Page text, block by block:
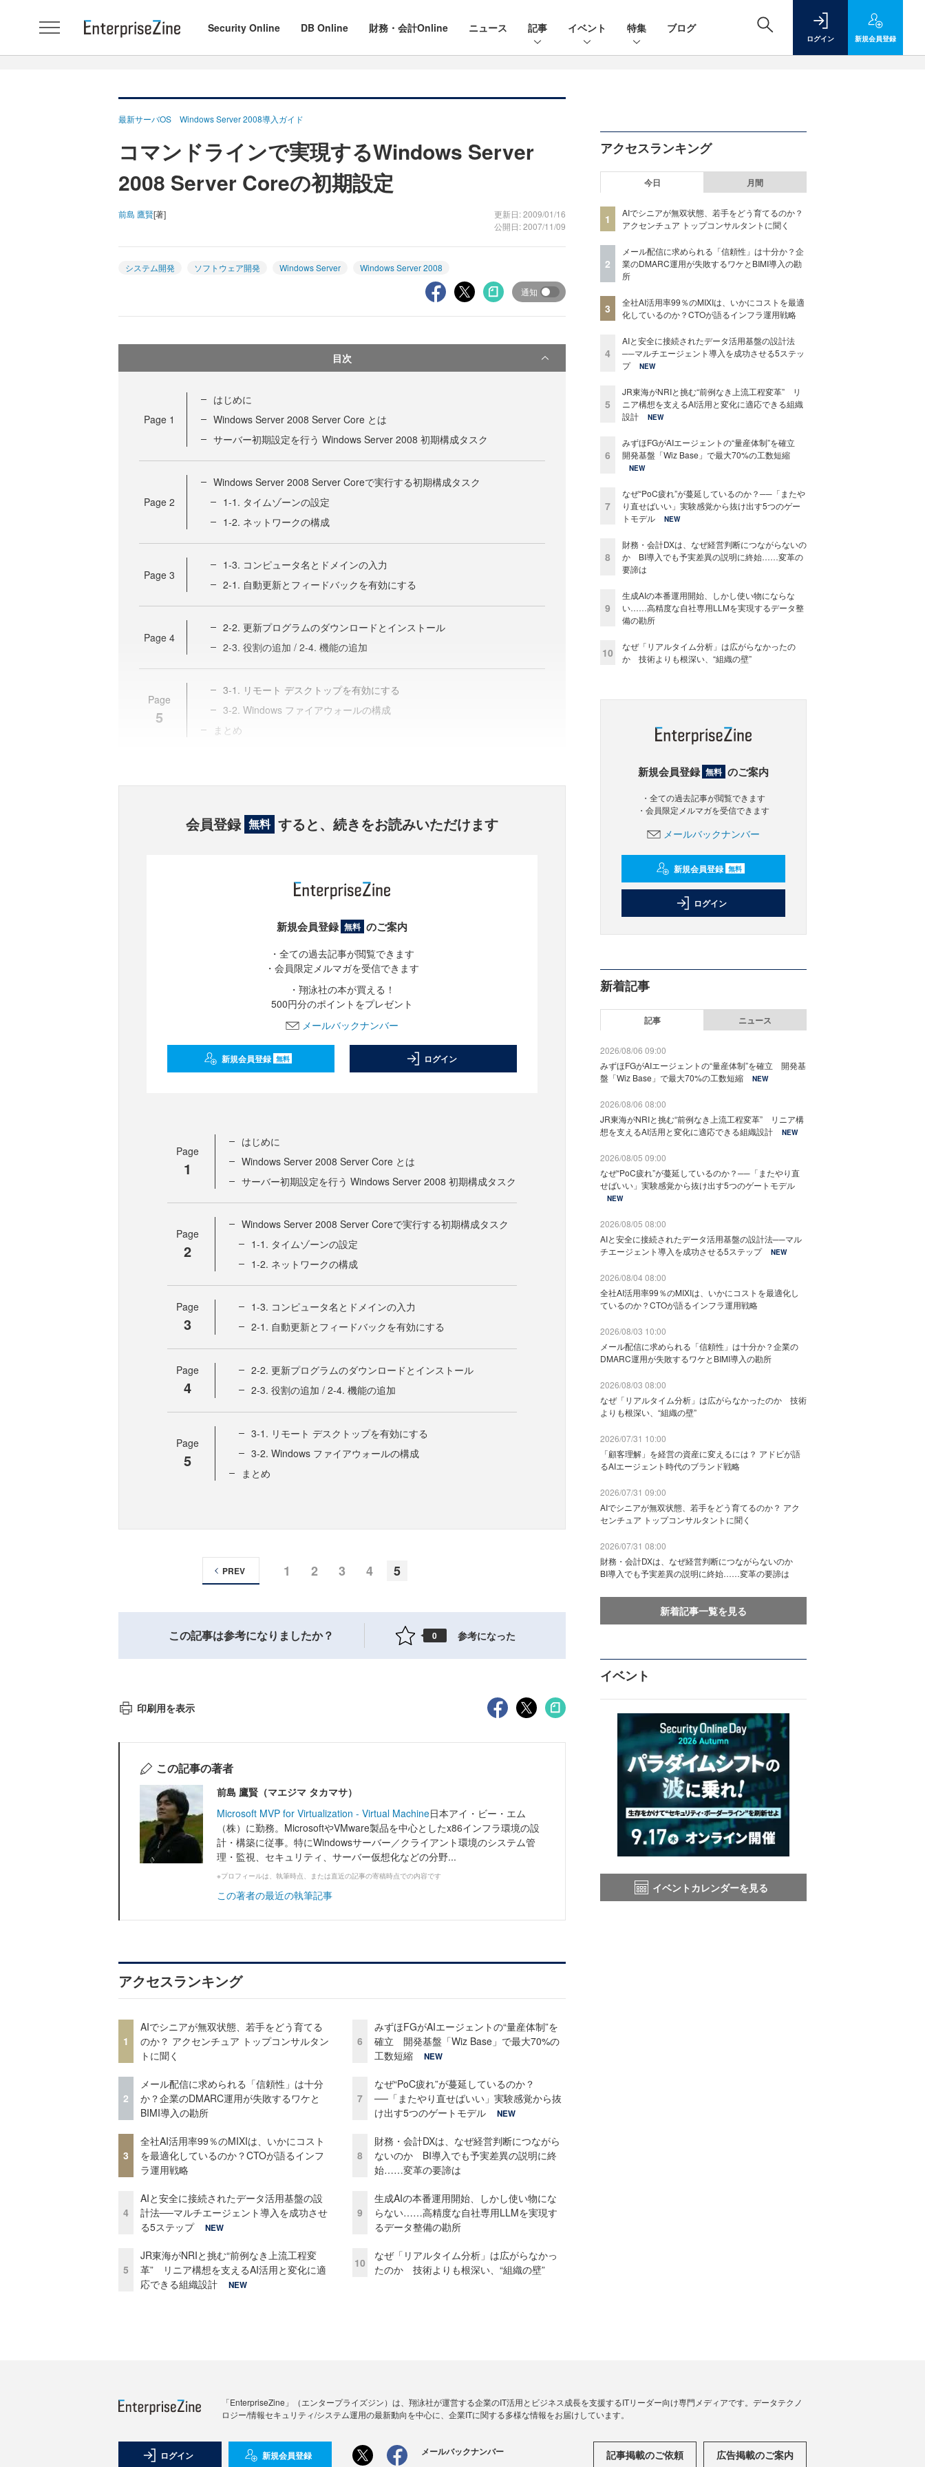
Security Online DB Online 財務・会計Online ニュース 記事 イベント 特集 ブログ
ログイン 新規会員登録
最新サーバOS Windows Server 2008導入ガイド
コマンドラインで実現するWindows Server
2008 Server Coreの初期設定
前島 鷹賢[著]
更新日: 2009/01/16
公開日: 2007/11/09
システム開発 ソフトウェア開発 Windows Server Windows Server 2008
通知
目次
Page 1
はじめに
Windows Server 2008 Server Core とは
サーバー初期設定を行う Windows Server 2008 初期構成タスク
Page 2
Windows Server 2008 Server Coreで実行する初期構成タスク
1-1. タイムゾーンの設定
1-2. ネットワークの構成
Page 3
1-3. コンピュータ名とドメインの入力
2-1. 自動更新とフィードバックを有効にする
Page 4
2-2. 更新プログラムのダウンロードとインストール
2-3. 役割の追加 / 2-4. 機能の追加
Page
5
3-1. リモート デスクトップを有効にする
3-2. Windows ファイアウォールの構成
まとめ
会員登録 無料 すると、続きをお読みいただけます
新規会員登録 無料 のご案内
・全ての過去記事が閲覧できます
・会員限定メルマガを受信できます
・翔泳社の本が買える！
500円分のポイントをプレゼント
メールバックナンバー
新規会員登録 無料 ログイン
Page
1
はじめに
Windows Server 2008 Server Core とは
サーバー初期設定を行う Windows Server 2008 初期構成タスク
Page
2
Windows Server 2008 Server Coreで実行する初期構成タスク
1-1. タイムゾーンの設定
1-2. ネットワークの構成
Page
3
1-3. コンピュータ名とドメインの入力
2-1. 自動更新とフィードバックを有効にする
Page
4
2-2. 更新プログラムのダウンロードとインストール
2-3. 役割の追加 / 2-4. 機能の追加
Page
5
3-1. リモート デスクトップを有効にする
3-2. Windows ファイアウォールの構成
まとめ
1 2 3 4 5
PREV
この記事は参考になりましたか？ 0 参考になった
印刷用を表示
この記事の著者
前島 鷹賢（マエジマ タカマサ）
Microsoft MVP for Virtualization - Virtual Machine日本アイ・ビー・エム
（株）に勤務。MicrosoftやVMware製品を中心としたx86インフラ環境の設
計・構築に従事。特にWindowsサーバー／クライアント環境のシステム管
理・監視、セキュリティ、サーバー仮想化などの分野...
※プロフィールは、執筆時点、または直近の記事の寄稿時点での内容です
この著者の最近の執筆記事
アクセスランキング
1
AIでシニアが無双状態、若手をどう育てる
のか？ アクセンチュア トップコンサルタン
トに聞く
2
メール配信に求められる「信頼性」は十分
か？企業のDMARC運用が失敗するワケと
BIMI導入の勘所
3
全社AI活用率99％のMIXIは、いかにコスト
を最適化しているのか？CTOが語るインフ
ラ運用戦略
4
AIと安全に接続されたデータ活用基盤の設
計法──マルチエージェント導入を成功させ
る5ステップ
NEW
5
JR東海がNRIと挑む“前例なき上流工程変
革” リニア構想を支えるAI活用と変化に適
応できる組織設計
NEW
6
みずほFGがAIエージェントの“量産体制”を
確立 開発基盤「Wiz Base」で最大70%の
工数短縮
NEW
7
なぜ“PoC疲れ”が蔓延しているのか？
──「またやり直せばいい」実験感覚から抜
け出す5つのゲートモデル
NEW
8
財務・会計DXは、なぜ経営判断につながら
ないのか BI導入でも予実差異の説明に終
始……変革の要諦は
9
生成AIの本番運用開始、しかし使い物にな
らない……高精度な自社専用LLMを実現す
るデータ整備の勘所
10
なぜ「リアルタイム分析」は広がらなかっ
たのか 技術よりも根深い、“組織の壁”
アクセスランキング
今日 月間
1
AIでシニアが無双状態、若手をどう育てるのか？
アクセンチュア トップコンサルタントに聞く
2
メール配信に求められる「信頼性」は十分か？企
業のDMARC運用が失敗するワケとBIMI導入の勘
所
3
全社AI活用率99％のMIXIは、いかにコストを最適
化しているのか？CTOが語るインフラ運用戦略
4
AIと安全に接続されたデータ活用基盤の設計法
──マルチエージェント導入を成功させる5ステッ
プ
NEW
5
JR東海がNRIと挑む“前例なき上流工程変革” リ
ニア構想を支えるAI活用と変化に適応できる組織
設計
NEW
6
みずほFGがAIエージェントの“量産体制”を確立
開発基盤「Wiz Base」で最大70%の工数短縮
NEW
7
なぜ“PoC疲れ”が蔓延しているのか？──「またや
り直せばいい」実験感覚から抜け出す5つのゲー
トモデル
NEW
8
財務・会計DXは、なぜ経営判断につながらないの
か BI導入でも予実差異の説明に終始……変革の
要諦は
9
生成AIの本番運用開始、しかし使い物にならな
い……高精度な自社専用LLMを実現するデータ整
備の勘所
10
なぜ「リアルタイム分析」は広がらなかったの
か 技術よりも根深い、“組織の壁”
新規会員登録 無料 のご案内
・全ての過去記事が閲覧できます
・会員限定メルマガを受信できます
メールバックナンバー
新規会員登録 無料
ログイン
新着記事
記事 ニュース
2026/08/06 09:00
みずほFGがAIエージェントの“量産体制”を確立 開発基
盤「Wiz Base」で最大70%の工数短縮
NEW
2026/08/06 08:00
JR東海がNRIと挑む“前例なき上流工程変革” リニア構
想を支えるAI活用と変化に適応できる組織設計
NEW
2026/08/05 09:00
なぜ“PoC疲れ”が蔓延しているのか？──「またやり直
せばいい」実験感覚から抜け出す5つのゲートモデル
NEW
2026/08/05 08:00
AIと安全に接続されたデータ活用基盤の設計法──マル
チエージェント導入を成功させる5ステップ
NEW
2026/08/04 08:00
全社AI活用率99％のMIXIは、いかにコストを最適化し
ているのか？CTOが語るインフラ運用戦略
2026/08/03 10:00
メール配信に求められる「信頼性」は十分か？企業の
DMARC運用が失敗するワケとBIMI導入の勘所
2026/08/03 08:00
なぜ「リアルタイム分析」は広がらなかったのか 技術
よりも根深い、“組織の壁”
2026/07/31 10:00
「顧客理解」を経営の資産に変えるには？ アドビが語
るAIエージェント時代のブランド戦略
2026/07/31 09:00
AIでシニアが無双状態、若手をどう育てるのか？ アク
センチュア トップコンサルタントに聞く
2026/07/31 08:00
財務・会計DXは、なぜ経営判断につながらないのか
BI導入でも予実差異の説明に終始……変革の要諦は
新着記事一覧を見る
イベント
イベントカレンダーを見る
「EnterpriseZine」（エンタープライズジン）は、翔泳社が運営する企業のIT活用とビジネス成長を支援するITリーダー向け専門メディアです。データテクノ
ロジー/情報セキュリティ/システム運用の最新動向を中心に、企業ITに関する多様な情報をお届けしています。
ログイン 新規会員登録 メールバックナンバー 記事掲載のご依頼 広告掲載のご案内